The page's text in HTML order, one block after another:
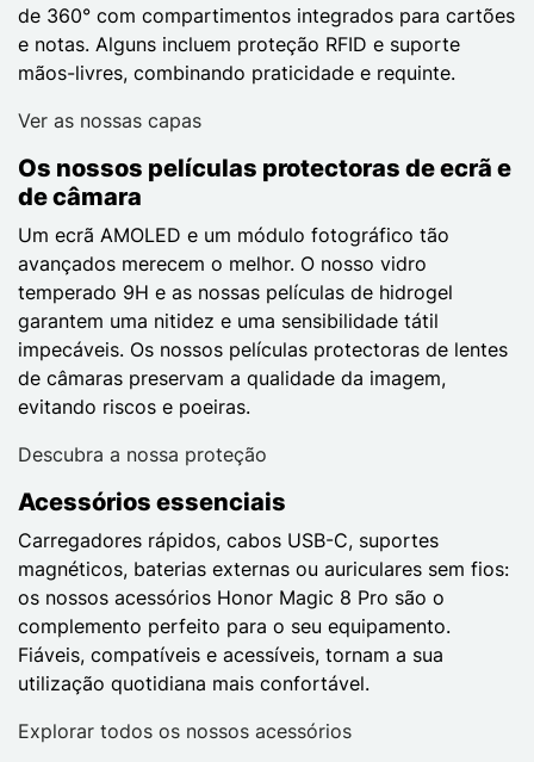
de 360° com compartimentos integrados para cartões
e notas. Alguns incluem proteção RFID e suporte
mãos-livres, combinando praticidade e requinte.
Ver as nossas capas
Os nossos películas protectoras de ecrã e
de câmara
Um ecrã AMOLED e um módulo fotográfico tão
avançados merecem o melhor. O nosso vidro
temperado 9H e as nossas películas de hidrogel
garantem uma nitidez e uma sensibilidade tátil
impecáveis. Os nossos películas protectoras de lentes
de câmaras preservam a qualidade da imagem,
evitando riscos e poeiras.
Descubra a nossa proteção
Acessórios essenciais
Carregadores rápidos, cabos USB-C, suportes
magnéticos, baterias externas ou auriculares sem fios:
os nossos acessórios Honor Magic 8 Pro são o
complemento perfeito para o seu equipamento.
Fiáveis, compatíveis e acessíveis, tornam a sua
utilização quotidiana mais confortável.
Explorar todos os nossos acessórios